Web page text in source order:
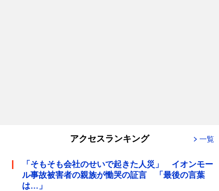
アクセスランキング 一覧
「そもそも会社のせいで起きた人災」 イオンモー
ル事故被害者の親族が慟哭の証言 「最後の言葉
は…」